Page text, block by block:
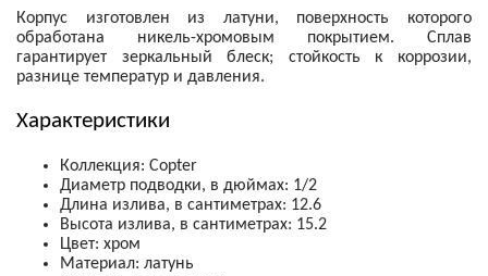
Корпус изготовлен из латуни, поверхность которого
обработана никель-хромовым покрытием. Сплав
гарантирует зеркальный блеск; стойкость к коррозии,
разнице температур и давления.
Характеристики
Коллекция: Copter
Диаметр подводки, в дюймах: 1/2
Длина излива, в сантиметрах: 12.6
Высота излива, в сантиметрах: 15.2
Цвет: хром
Материал: латунь